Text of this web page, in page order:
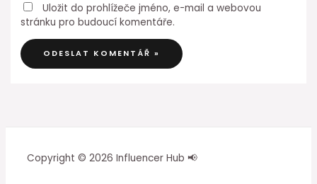
Uložit do prohlížeče jméno, e-mail a webovou
stránku pro budoucí komentáře.
Copyright © 2026 Influencer Hub 📢